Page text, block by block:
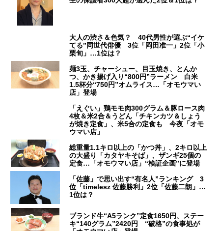
大人の渋さ＆色気？ 40代男性が選ぶ“イケ
てる”同世代俳優 3位「岡田准一」2位「小
栗旬」…1位は？
麺3玉、チャーシュー、目玉焼き、とんか
つ、かき揚げ入り“800円”ラーメン 白米
1.5杯分“750円”オムライス…「オモウマい
店」登場
「えぐい」鶏モモ肉300グラム＆豚ロース肉
4枚＆米2合＆うどん「チキンカツ＆しょう
が焼き定食」、米5合の定食も 今夜「オモ
ウマい店」
総重量1.1キロ以上の「かつ丼」、2キロ以上
の大盛り「カタヤキそば」、ザンギ25個の
定食…「オモウマい店」“検証企画”に登場
「佐藤」で思い出す“有名人”ランキング 3
位「timelesz 佐藤勝利」2位「佐藤二朗」…
1位は？
ブランド牛“A5ランク”定食1650円、ステー
キ“140グラム”2420円 “破格”の食事処が